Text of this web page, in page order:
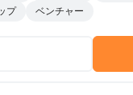
プ ベンチャー